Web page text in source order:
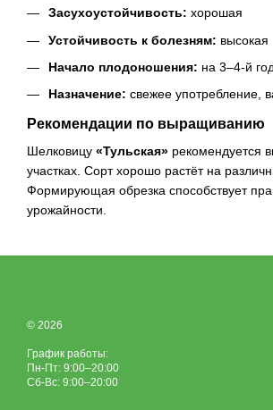
Засухоустойчивость: хорошая
Устойчивость к болезням: высокая
Начало плодоношения: на 3–4-й год
Назначение: свежее употребление,
Рекомендации по выращиванию
Шелковицу «Тульская» рекомендуется
участках. Сорт хорошо растёт на
Формирующая обрезка способствует
урожайности.
© 2026
График работы:
Пн-Пт: 9:00–20:00
Сб-Вс: 9:00–20:00